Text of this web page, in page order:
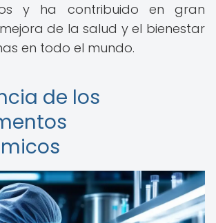
y ha contribuido en gran
de la salud y el bienestar
en todo el mundo.
de los